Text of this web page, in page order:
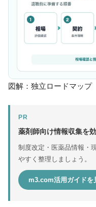
図解：独立ロードマップ
PR
薬剤師向け情報収集を
制度改定・医薬品情報・
やすく整理しましょう。
m3.com活用ガイドを